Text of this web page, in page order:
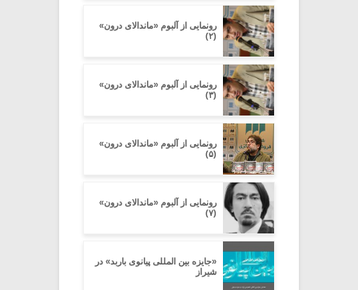
رونمایی از آلبوم «ماندالای درون»
(۲)
رونمایی از آلبوم «ماندالای درون»
(۳)
رونمایی از آلبوم «ماندالای درون»
(۵)
رونمایی از آلبوم «ماندالای درون»
(۷)
«جایزه بین‏ المللی پیانوی باربد» در
شیراز